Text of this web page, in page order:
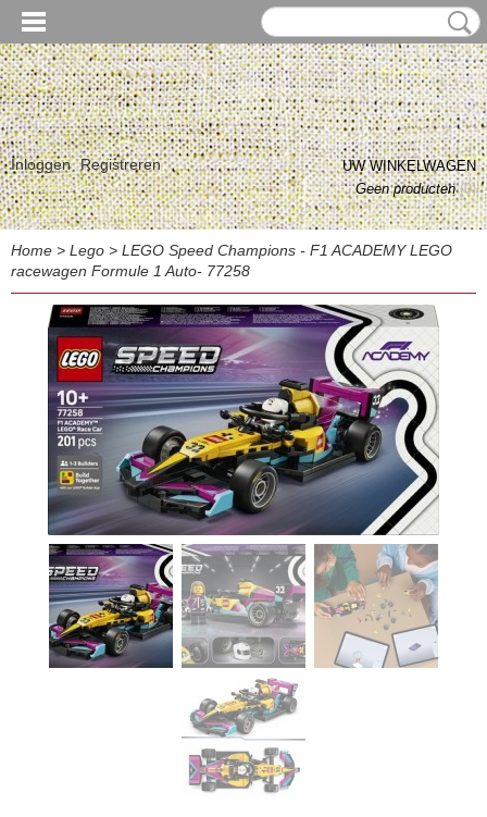
Inloggen Registreren
UW WINKELWAGEN
Geen producten(0)
Home > Lego > LEGO Speed Champions - F1 ACADEMY LEGO
racewagen Formule 1 Auto- 77258